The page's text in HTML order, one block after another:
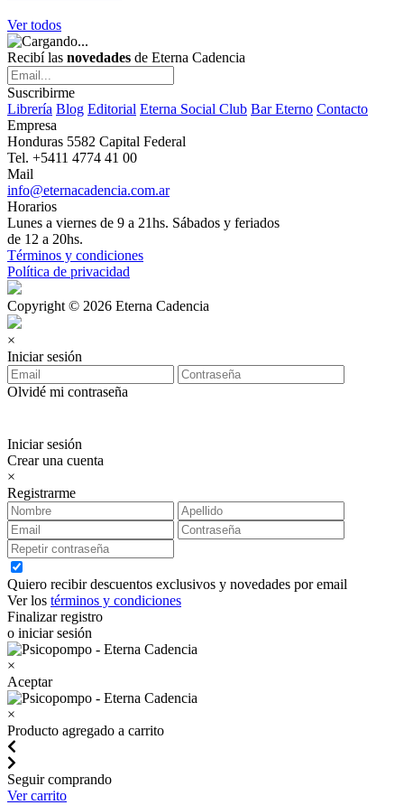
Ver todos
Recibí las novedades de Eterna Cadencia
Suscribirme
Librería Blog Editorial Eterna Social Club Bar Eterno Contacto
Empresa
Honduras 5582 Capital Federal
Tel. +5411 4774 41 00
Mail
info@eternacadencia.com.ar
Horarios
Lunes a viernes de 9 a 21hs. Sábados y feriados
de 12 a 20hs.
Términos y condiciones
Política de privacidad
Copyright © 2026 Eterna Cadencia
×
Iniciar sesión
Olvidé mi contraseña
Iniciar sesión
Crear una cuenta
×
Registrarme
Quiero recibir descuentos exclusivos y novedades por email
Ver los términos y condiciones
Finalizar registro
o iniciar sesión
×
Aceptar
×
Producto agregado a carrito
Seguir comprando
Ver carrito